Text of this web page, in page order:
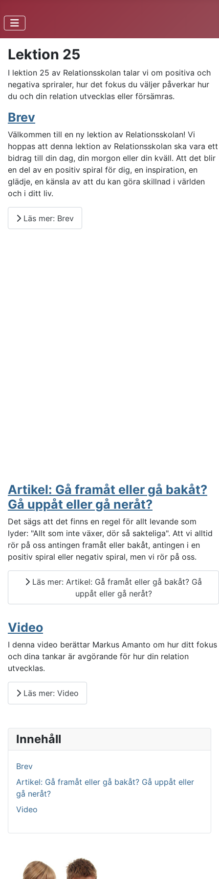
Lektion 25
I lektion 25 av Relationsskolan talar vi om positiva och
negativa spriraler, hur det fokus du väljer påverkar hur
du och din relation utvecklas eller försämras.
Brev
Välkommen till en ny lektion av Relationsskolan! Vi
hoppas att denna lektion av Relationsskolan ska vara ett
bidrag till din dag, din morgon eller din kväll. Att det blir
en del av en positiv spiral för dig, en inspiration, en
glädje, en känsla av att du kan göra skillnad i världen
och i ditt liv.
Läs mer: Brev
Artikel: Gå framåt eller gå bakåt?
Gå uppåt eller gå neråt?
Det sägs att det finns en regel för allt levande som
lyder: "Allt som inte växer, dör så sakteliga". Att vi alltid
rör på oss antingen framåt eller bakåt, antingen i en
positiv spiral eller negativ spiral, men vi rör på oss.
Läs mer: Artikel: Gå framåt eller gå bakåt? Gå
uppåt eller gå neråt?
Video
I denna video berättar Markus Amanto om hur ditt fokus
och dina tankar är avgörande för hur din relation
utvecklas.
Läs mer: Video
Innehåll
Brev
Artikel: Gå framåt eller gå bakåt? Gå uppåt eller
gå neråt?
Video